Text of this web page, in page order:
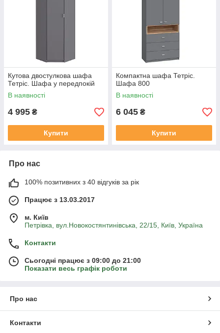
Кутова двостулкова шафа
Тетріс. Шафа у передпокій
В наявності
4 995 ₴
Купити
Компактна шафа Тетріс.
Шафа 800
В наявності
6 045 ₴
Купити
Про нас
100% позитивних з 40 відгуків за рік
Працює з 13.03.2017
м. Київ
Петрівка, вул.Новокостянтинівська, 22/15, Київ, Україна
Контакти
Сьогодні працює з 09:00 до 21:00
Показати весь графік роботи
Про нас
Контакти